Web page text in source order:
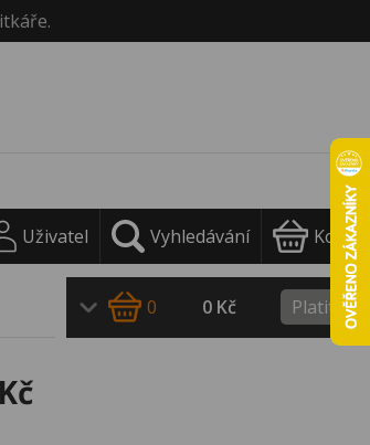
Uživatel Vyhledávání Košík
0 0 Kč Platit